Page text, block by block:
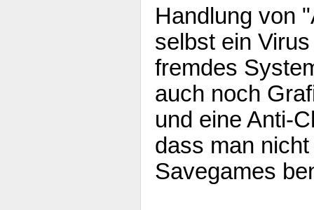
Handlung von
selbst ein
fremdes
auch noch
und eine Anti-
dass man
Savegames